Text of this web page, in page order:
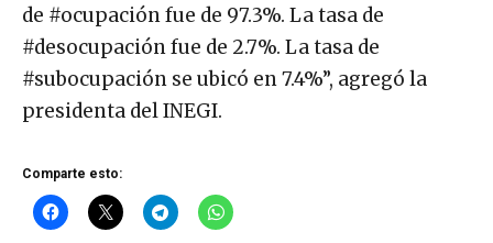
de #ocupación fue de 97.3%. La tasa de
#desocupación fue de 2.7%. La tasa de
#subocupación se ubicó en 7.4%”, agregó la
presidenta del INEGI.
Comparte esto: